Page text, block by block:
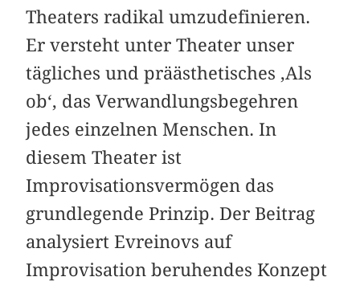
Theaters radikal umzudefinieren.
Er versteht unter Theater unser
tägliches und präästhetisches ‚Als
ob‘, das Verwandlungsbegehren
jedes einzelnen Menschen. In
diesem Theater ist
Improvisationsvermögen das
grundlegende Prinzip. Der Beitrag
analysiert Evreinovs auf
Improvisation beruhendes Konzept